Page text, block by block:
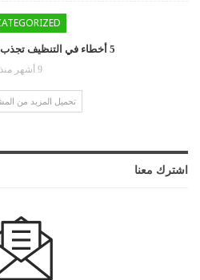
5 أخطاء في التنظيف تجذب الغبار إلى المنزل
9 أشهر منذ
تحميل المزيد من
اشترك معنا